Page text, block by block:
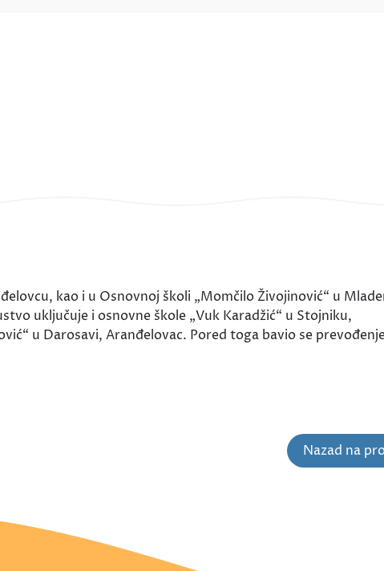
kao i u Osnovnoj školi „Momčilo Živojinović“ u
uključuje i osnovne škole „Vuk Karadžić“ u Stojniku,
u Darosavi, Aranđelovac. Pored toga bavio se
Nazad na